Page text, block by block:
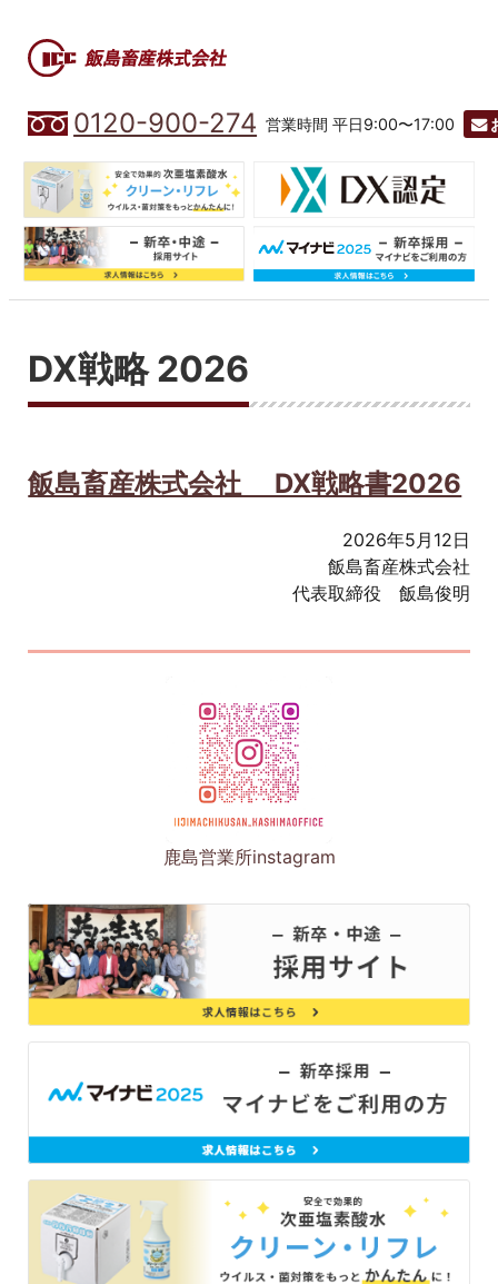
0120-900-274 営業時間 平日9:00〜17:00
DX戦略 2026
飯島畜産株式会社 DX戦略書2026
2026年5月12日
飯島畜産株式会社
代表取締役 飯島俊明
鹿島営業所instagram